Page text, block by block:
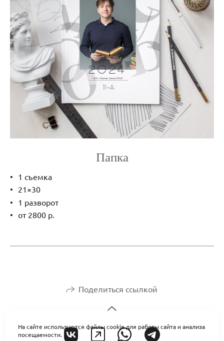
Папка
1 съемка
21×30
1 разворот
от 2800 р.
Поделиться ссылкой
На сайте используются файлы cookie для работы сайта и анализа
посещаемости.